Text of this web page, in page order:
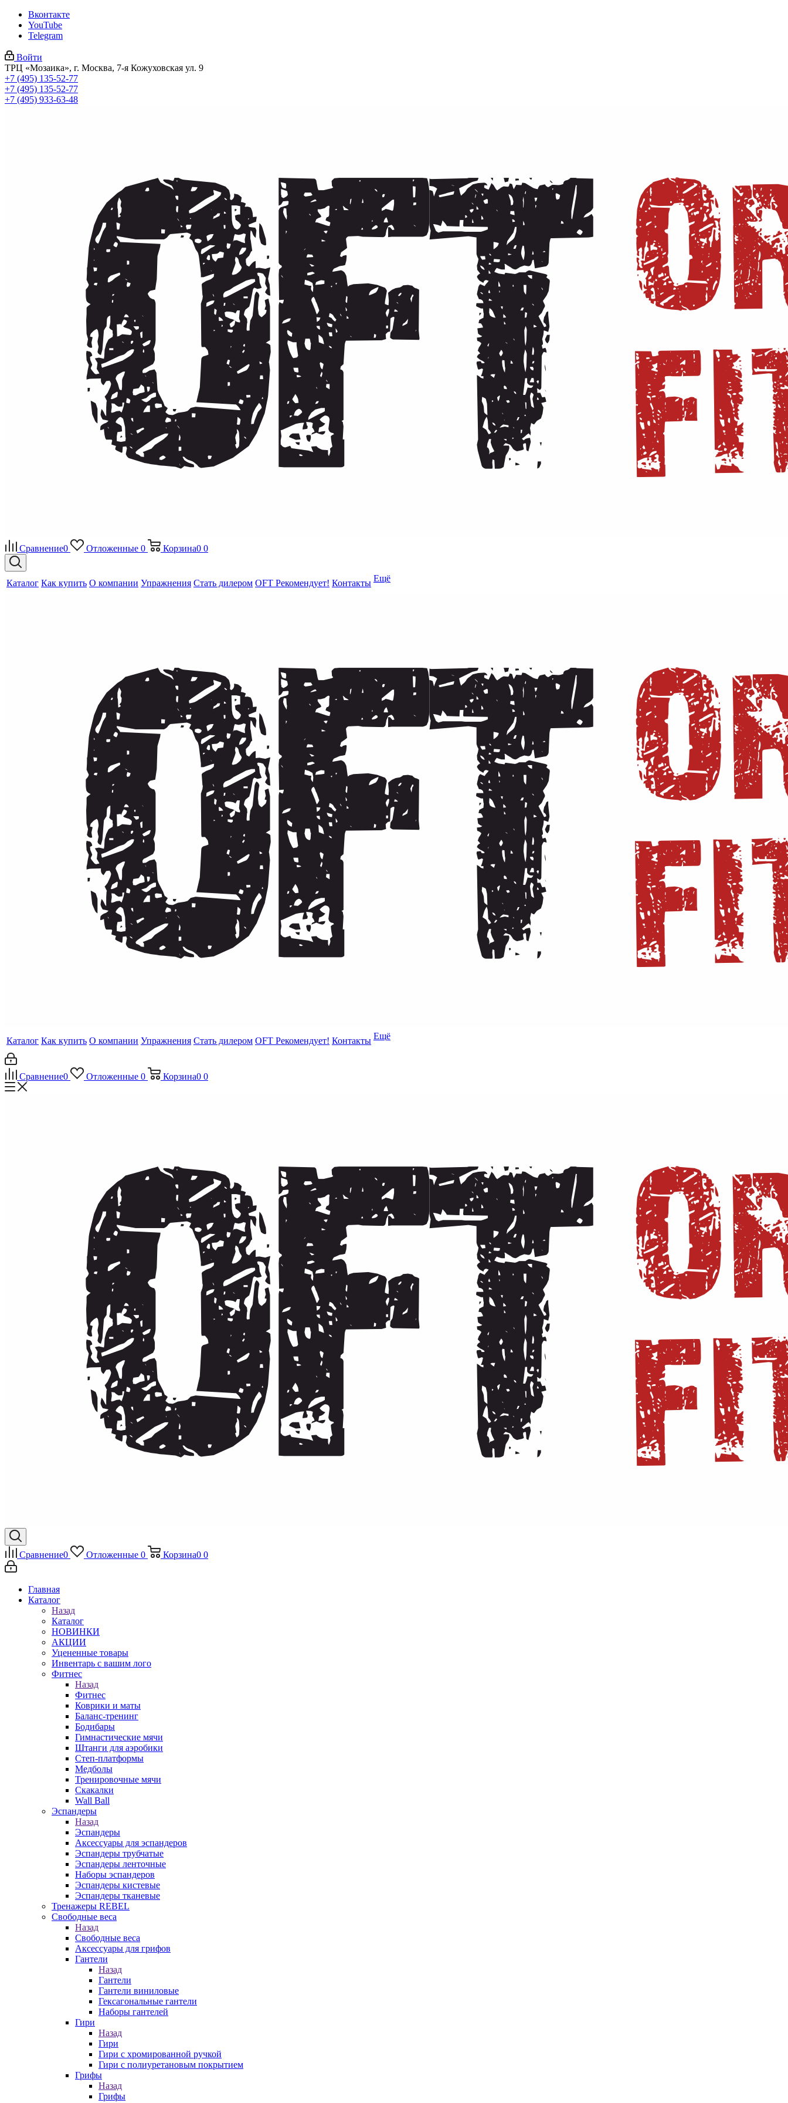
Вконтакте
YouTube
Telegram
Войти
ТРЦ «Мозаика», г. Москва, 7-я Кожуховская ул. 9
+7 (495) 135-52-77
+7 (495) 135-52-77
+7 (495) 933-63-48
Сравнение0 Отложенные 0 Корзина0 0
Каталог Как купить О компании Упражнения Стать дилером OFT Рекомендует! Контакты Ещё
Каталог Как купить О компании Упражнения Стать дилером OFT Рекомендует! Контакты Ещё
Сравнение0 Отложенные 0 Корзина0 0
Сравнение0 Отложенные 0 Корзина0 0
Главная
Каталог
Назад
Каталог
НОВИНКИ
АКЦИИ
Уцененные товары
Инвентарь с вашим лого
Фитнес
Назад
Фитнес
Коврики и маты
Баланс-тренинг
Бодибары
Гимнастические мячи
Штанги для аэробики
Степ-платформы
Медболы
Тренировочные мячи
Скакалки
Wall Ball
Эспандеры
Назад
Эспандеры
Аксессуары для эспандеров
Эспандеры трубчатые
Эспандеры ленточные
Наборы эспандеров
Эспандеры кистевые
Эспандеры тканевые
Тренажеры REBEL
Свободные веса
Назад
Свободные веса
Аксессуары для грифов
Гантели
Назад
Гантели
Гантели виниловые
Гексагональные гантели
Наборы гантелей
Гири
Назад
Гири
Гири с хромированной ручкой
Гири с полиуретановым покрытием
Грифы
Назад
Грифы